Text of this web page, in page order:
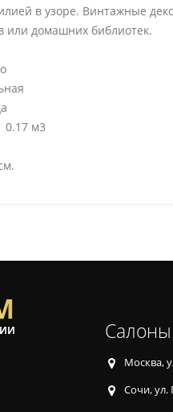
в узоре. Винтажные
или домашних библиотек.
м3
Москва,
Сочи, ул.